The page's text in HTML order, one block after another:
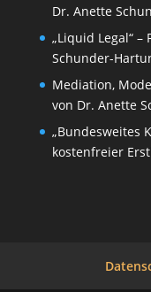
Dr. Anette
„Liquid Legal“ –
Schunder-
Mediation,
von Dr. Anette
„Bundesweites
kostenfreier